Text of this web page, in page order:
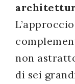
non
di sei